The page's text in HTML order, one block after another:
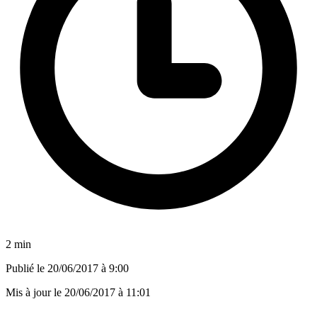
2 min
Publié le 20/06/2017 à 9:00
Mis à jour le 20/06/2017 à 11:01